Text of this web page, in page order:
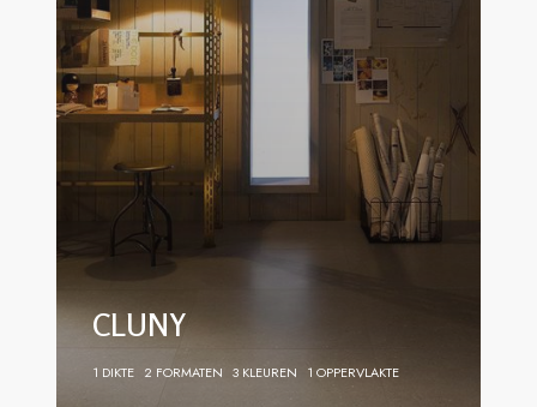
CLUNY
1 DIKTE 2 FORMATEN 3 KLEUREN 1 OPPERVLAKTE